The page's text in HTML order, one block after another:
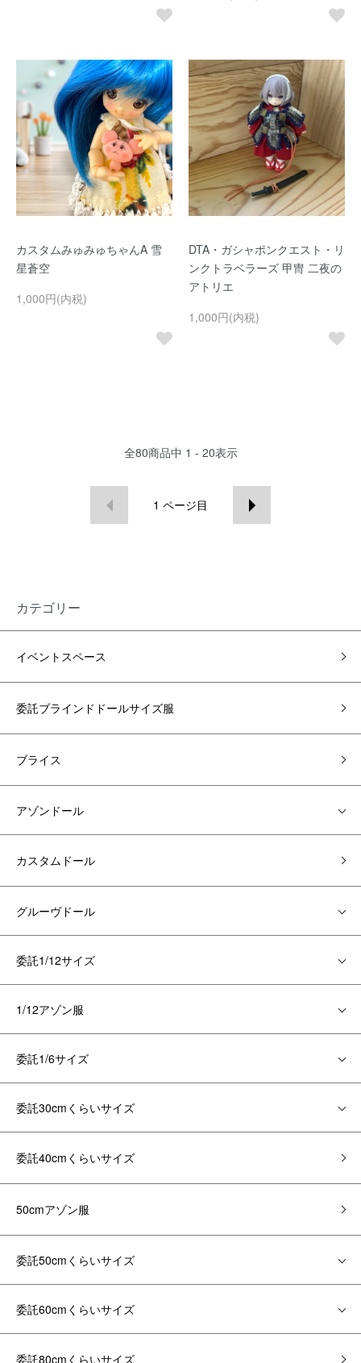
カスタムみゅみゅちゃんA 雪
星蒼空
1,000円(内税)
DTA・ガシャポンクエスト・リ
ンクトラベラーズ 甲冑 二夜の
アトリエ
1,000円(内税)
全80商品中 1 - 20表示
1 ページ目
カテゴリー
イベントスペース
委託ブラインドドールサイズ服
ブライス
アゾンドール
カスタムドール
グルーヴドール
委託1/12サイズ
1/12アゾン服
委託1/6サイズ
委託30cmくらいサイズ
委託40cmくらいサイズ
50cmアゾン服
委託50cmくらいサイズ
委託60cmくらいサイズ
委託80cmくらいサイズ